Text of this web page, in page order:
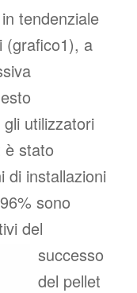
tendenziale
(grafico1), a
utilizzatori
è stato
di installazioni
sono
del
successo
del pellet